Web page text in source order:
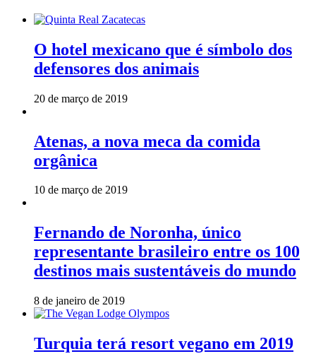
O hotel mexicano que é símbolo dos
defensores dos animais
20 de março de 2019
Atenas, a nova meca da comida
orgânica
10 de março de 2019
Fernando de Noronha, único
representante brasileiro entre os 100
destinos mais sustentáveis do mundo
8 de janeiro de 2019
Turquia terá resort vegano em 2019